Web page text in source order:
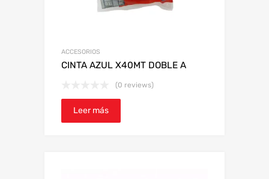
ACCESORIOS
CINTA AZUL X40MT DOBLE A
(0 reviews)
Leer más